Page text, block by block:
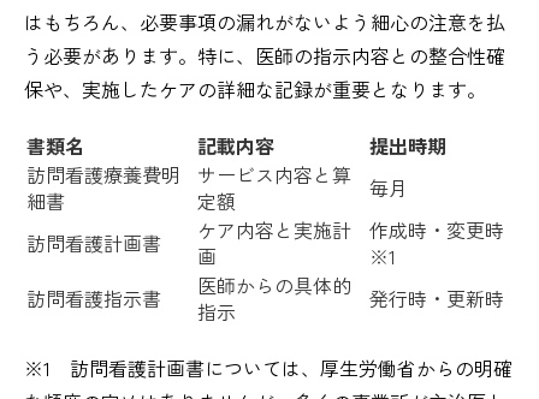
はもちろん、必要事項の漏れがないよう細心の注意を払
う必要があります。特に、医師の指示内容との整合性確
保や、実施したケアの詳細な記録が重要となります。
書類名
記載内容
提出時期
訪問看護療養費明
細書
サービス内容と算
定額
毎月
訪問看護計画書
ケア内容と実施計
画
作成時・変更時
※1
訪問看護指示書
医師からの具体的
指示
発行時・更新時
※1 訪問看護計画書については、厚生労働省からの明確